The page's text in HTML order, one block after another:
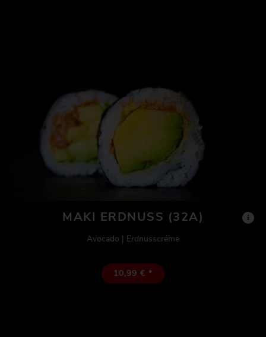
MAKI ERDNUSS (32A)
Avocado | Erdnusscréme
10,99 € *